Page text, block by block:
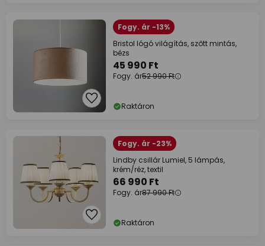
Fogy. ár -13%
Bristol lógó világítás, szőtt mintás,
bézs
45 990 Ft
Fogy. ár52 990 Ft
Raktáron
Fogy. ár -23%
Lindby csillár Lumiel, 5 lámpás,
krém/réz, textil
66 990 Ft
Fogy. ár87 990 Ft
Raktáron